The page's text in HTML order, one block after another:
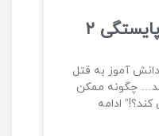
۲
آموز به قتل
چگونه ممکن
ادامه